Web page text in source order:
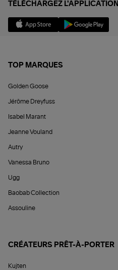
TÉLÉCHARGEZ L'APPLICATION
TOP MARQUES
Golden Goose
Jérôme Dreyfuss
Isabel Marant
Jeanne Vouland
Autry
Vanessa Bruno
Ugg
Baobab Collection
Assouline
CRÉATEURS PRÊT-À-PORTER
Kujten